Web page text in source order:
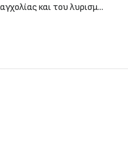
και του λυρισμ...